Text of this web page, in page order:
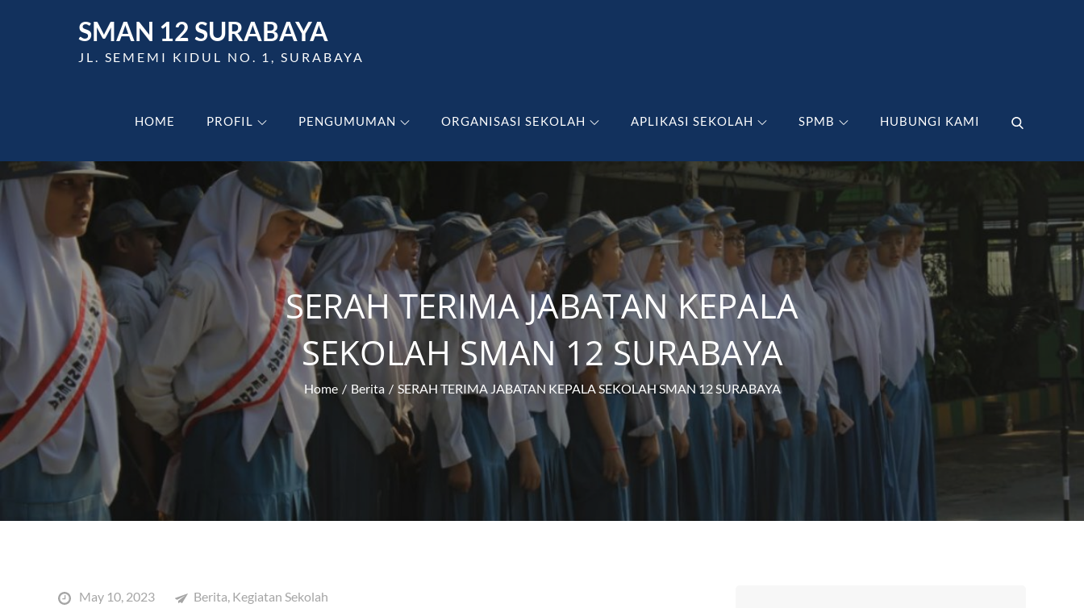
SMAN 12 SURABAYA
JL. SEMEMI KIDUL NO. 1, SURABAYA
HOME PROFIL PENGUMUMAN ORGANISASI SEKOLAH APLIKASI SEKOLAH SPMB HUBUNGI KAMI
SERAH TERIMA JABATAN KEPALA
SEKOLAH SMAN 12 SURABAYA
Home Berita SERAH TERIMA JABATAN KEPALA SEKOLAH SMAN 12 SURABAYA
PostedMay 10, 2023 Berita, Kegiatan Sekolah